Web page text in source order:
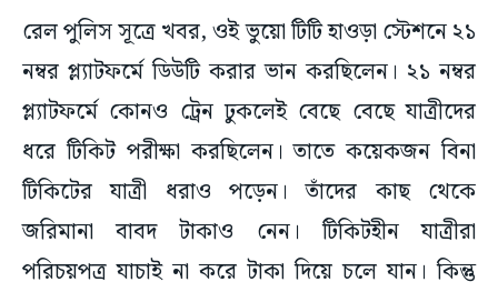
রেল পুলিস সূত্রে খবর, ওই ভুয়ো টিটি হাওড়া স্টেশনে ২১
নম্বর প্ল্যাটফর্মে ডিউটি করার ভান করছিলেন। ২১ নম্বর
প্ল্যাটফর্মে কোনও ট্রেন ঢুকলেই বেছে বেছে যাত্রীদের
ধরে টিকিট পরীক্ষা করছিলেন। তাতে কয়েকজন বিনা
টিকিটের যাত্রী ধরাও পড়েন। তাঁদের কাছ থেকে
জরিমানা বাবদ টাকাও নেন। টিকিটহীন যাত্রীরা
পরিচয়পত্র যাচাই না করে টাকা দিয়ে চলে যান। কিন্তু